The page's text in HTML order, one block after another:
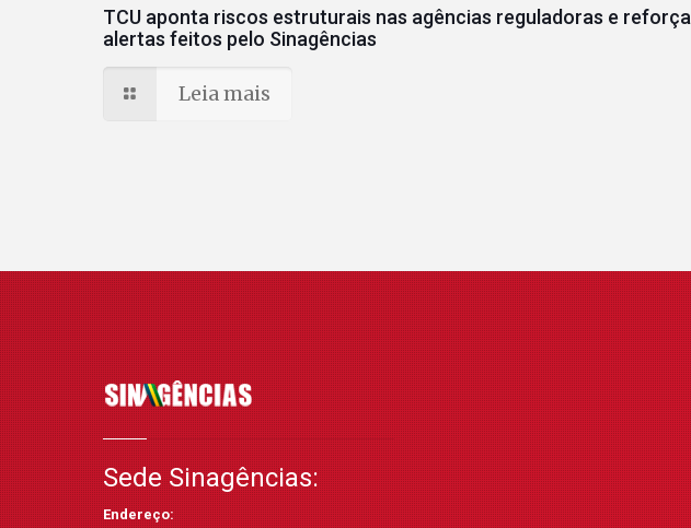
TCU aponta riscos estruturais nas agências reguladoras e reforça
alertas feitos pelo Sinagências
Leia mais
Sede Sinagências:
Endereço: